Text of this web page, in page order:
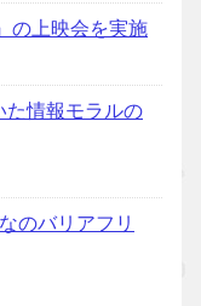
の上映会を実施
た情報モラルの
のバリアフリ